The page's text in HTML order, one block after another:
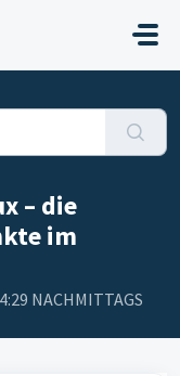
– die
im
NACHMITTAGS